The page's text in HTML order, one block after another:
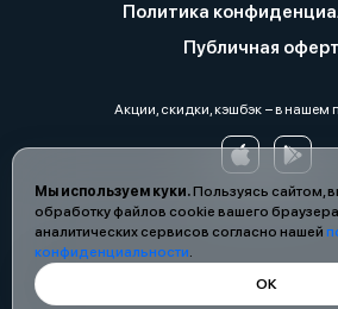
Мы используем куки.Пользуясь сайтом,
обработку файлов cookie вашего
аналитических сервисов согласно нашей
конфиденциальности.
ОК
Политика
Публичная
Акции, скидки, кэшбэк − в нашем